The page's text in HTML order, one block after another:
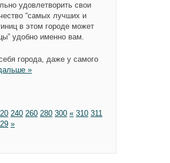
удовлетворить свои
“самых лучших и
в этом городе может
удобно именно вам.
города, даже у самого
»
240 260 280 300 « 310 311
»